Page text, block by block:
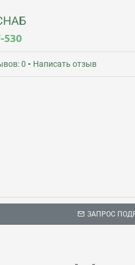
530
0 - Написать отзыв
ЗАПРОС